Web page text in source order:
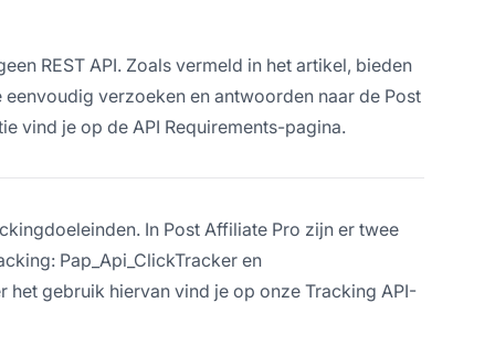
REST API. Zoals vermeld in het artikel, bieden
verzoeken en antwoorden naar de Post
vind je op de API Requirements-pagina.
In Post Affiliate Pro zijn er twee
Pap_Api_ClickTracker en
het gebruik hiervan vind je op onze Tracking API-